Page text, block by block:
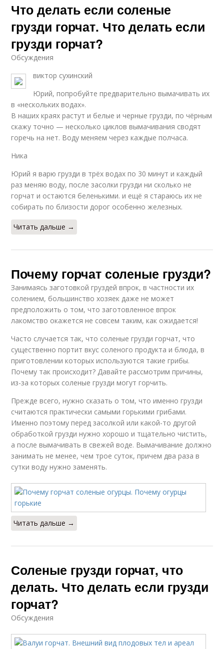
Что делать если соленые
грузди горчат. Что делать если
грузди горчат?
Обсуждения
виктор сухинский
Юрий, попробуйте предварительно вымачивать их
в «нескольких водах».
В наших краях растут и белые и черные грузди, по чёрным
скажу точно — несколько циклов вымачивания сводят
горечь на нет. Воду меняем через каждые полчаса.
Ника
Юрий я варю грузди в трёх водах по 30 минут и каждый
раз меняю воду, после засолки грузди ни сколько не
горчат и остаются беленькими. и ещё я стараюсь их не
собирать по близости дорог особенно железных.
Читать дальше →
Почему горчат соленые грузди?
Занимаясь заготовкой груздей впрок, в частности их
солением, большинство хозяек даже не может
предположить о том, что заготовленное впрок
лакомство окажется не совсем таким, как ожидается!
Часто случается так, что соленые грузди горчат, что
существенно портит вкус соленого продукта и блюда, в
приготовлении которых используются такие грибы.
Почему так происходит? Давайте рассмотрим причины,
из-за которых соленые грузди могут горчить.
Прежде всего, нужно сказать о том, что именно грузди
считаются практически самыми горькими грибами.
Именно поэтому перед засолкой или какой-то другой
обработкой грузди нужно хорошо и тщательно чистить,
а после вымачивать в свежей воде. Вымачивание должно
занимать не менее, чем трое суток, причем два раза в
сутки воду нужно заменять.
Читать дальше →
Соленые грузди горчат, что
делать. Что делать если грузди
горчат?
Обсуждения